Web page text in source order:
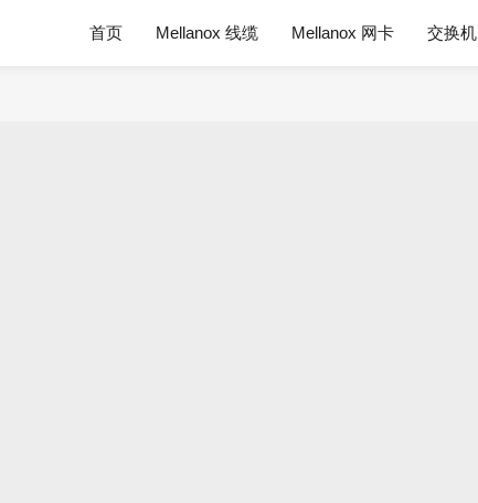
首页 Mellanox 线缆 Mellanox 网卡 交换机